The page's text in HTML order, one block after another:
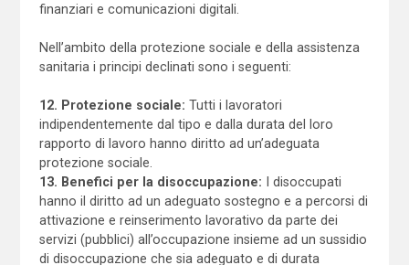
finanziari e comunicazioni digitali.
Nell’ambito della protezione sociale e della assistenza
sanitaria i principi declinati sono i seguenti:
12. Protezione sociale: Tutti i lavoratori
indipendentemente dal tipo e dalla durata del loro
rapporto di lavoro hanno diritto ad un’adeguata
protezione sociale.
13. Benefici per la disoccupazione:
I disoccupati
hanno il diritto ad un adeguato sostegno e a percorsi di
attivazione e reinserimento lavorativo da parte dei
servizi (pubblici) all’occupazione insieme ad un sussidio
di disoccupazione che sia adeguato e di durata